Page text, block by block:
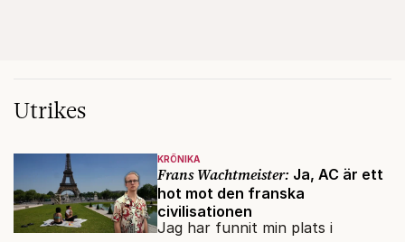
Utrikes
KRÖNIKA
Frans Wachtmeister: Ja, AC är ett
hot mot den franska
civilisationen
Jag har funnit min plats i